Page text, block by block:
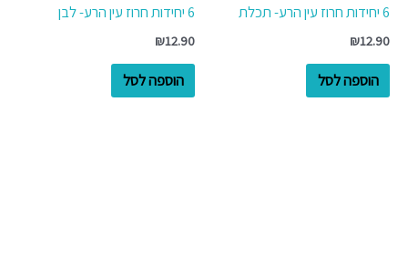
6 יחידות חרוז עין הרע- תכלת
₪12.90
הוספה לסל
6 יחידות חרוז עין הרע- לבן
₪12.90
הוספה לסל